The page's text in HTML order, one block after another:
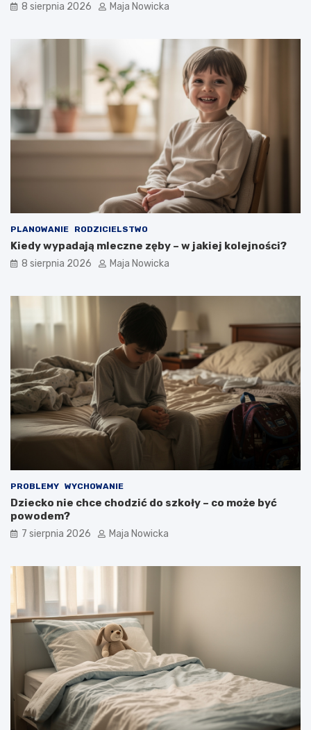
8 sierpnia 2026 Maja Nowicka
PLANOWANIE RODZICIELSTWO
Kiedy wypadają mleczne zęby – w jakiej kolejności?
8 sierpnia 2026 Maja Nowicka
PROBLEMY WYCHOWANIE
Dziecko nie chce chodzić do szkoły – co może być
powodem?
7 sierpnia 2026 Maja Nowicka